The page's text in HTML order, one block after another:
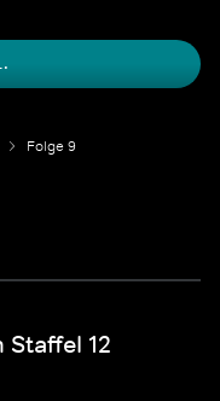
Folge 9
Staffel 12